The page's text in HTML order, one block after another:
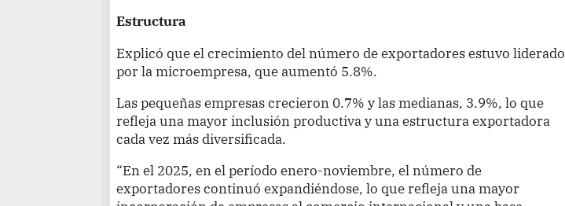
Estructura
Explicó que el crecimiento del número de exportadores estuvo liderado
por la microempresa, que aumentó 5.8%.
Las pequeñas empresas crecieron 0.7% y las medianas, 3.9%, lo que
refleja una mayor inclusión productiva y una estructura exportadora
cada vez más diversificada.
“En el 2025, en el período enero-noviembre, el número de
exportadores continuó expandiéndose, lo que refleja una mayor